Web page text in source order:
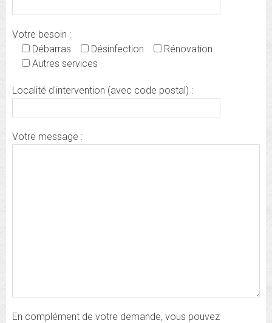
Votre besoin :
Débarras
Désinfection
Rénovation
Autres services
Localité d'intervention (avec code postal) :
Votre message :
En complément de votre demande, vous pouvez